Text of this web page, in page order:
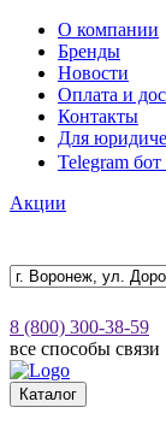
О компании
Бренды
Новости
Оплата и
Контакты
Для
Telegram бот
Акции
8 (800) 300-38-59
все способы связи
Каталог